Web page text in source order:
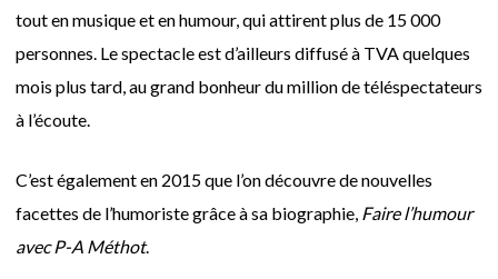
tout en musique et en humour, qui attirent plus de 15 000
personnes. Le spectacle est d’ailleurs diffusé à TVA quelques
mois plus tard, au grand bonheur du million de téléspectateurs
à l’écoute.
C’est également en 2015 que l’on découvre de nouvelles
facettes de l’humoriste grâce à sa biographie, Faire l’humour
avec P-A Méthot.